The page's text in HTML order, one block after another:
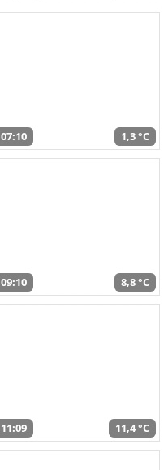
07:10 1,3 °C
09:10 8,8 °C
11:09 11,4 °C